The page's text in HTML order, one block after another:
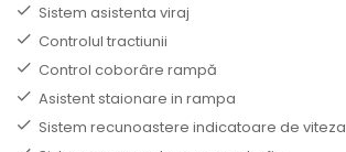
Sistem asistenta viraj
Controlul tractiunii
Control coborâre rampă
Asistent staionare in rampa
Sistem recunoastere indicatoare de viteza